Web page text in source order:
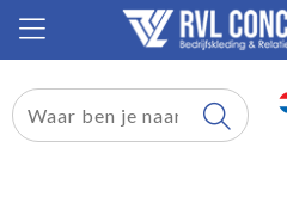
Relatiegeschenken